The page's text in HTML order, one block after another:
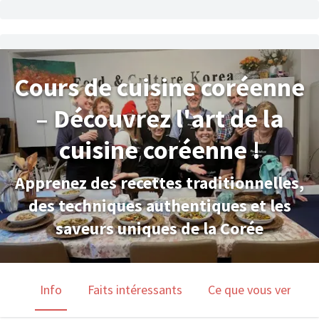
Cours de cuisine coréenne
– Découvrez l'art de la
cuisine coréenne !
Apprenez des recettes traditionnelles,
des techniques authentiques et les
saveurs uniques de la Corée
Info Faits intéressants Ce que vous verrez